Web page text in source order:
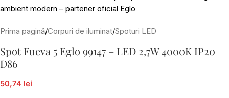
Prima pagină/Corpuri de iluminat/Spoturi LED
Spot Fueva 5 Eglo 99147 – LED 2,7W 4000K IP20
D86
50,74 lei